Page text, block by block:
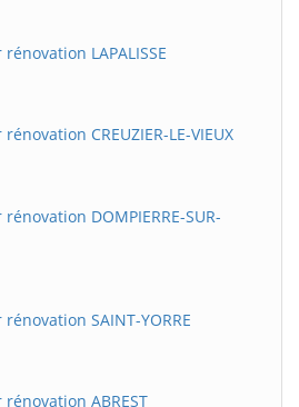
LAPALISSE
CREUZIER-LE-VIEUX
DOMPIERRE-SUR-
SAINT-YORRE
ABREST